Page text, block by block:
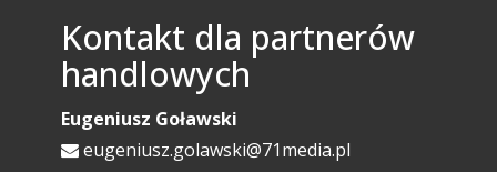
Kontakt dla partnerów
handlowych
Eugeniusz Goławski
eugeniusz.golawski@71media.pl